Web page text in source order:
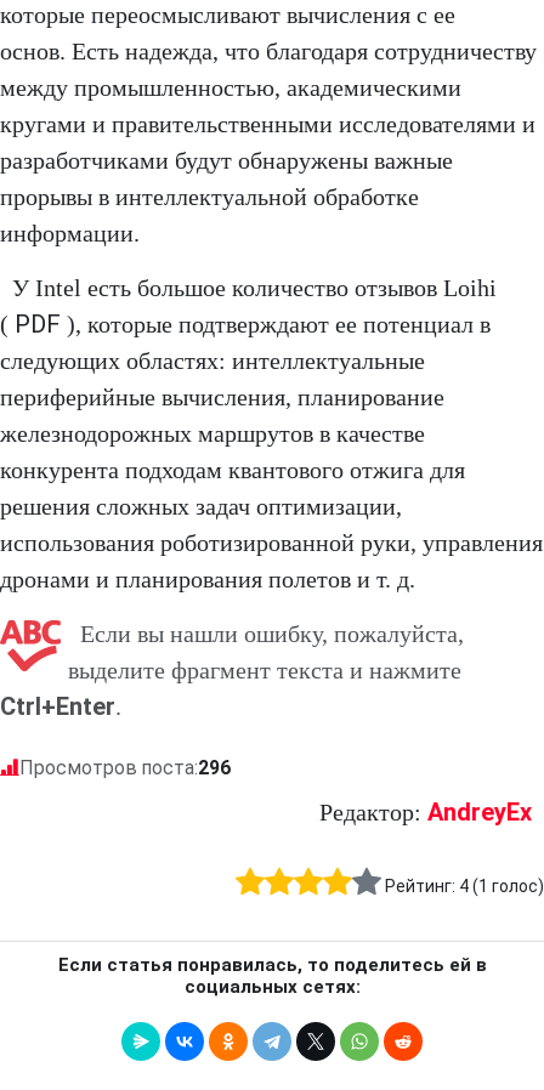
которые переосмысливают вычисления с ее
основ. Есть надежда, что благодаря сотрудничеству
между промышленностью, академическими
кругами и правительственными исследователями и
разработчиками будут обнаружены важные
прорывы в интеллектуальной обработке
информации.
У Intel есть большое количество отзывов Loihi
( PDF ), которые подтверждают ее потенциал в
следующих областях: интеллектуальные
периферийные вычисления, планирование
железнодорожных маршрутов в качестве
конкурента подходам квантового отжига для
решения сложных задач оптимизации,
использования роботизированной руки, управления
дронами и планирования полетов и т. д.
Если вы нашли ошибку, пожалуйста,
выделите фрагмент текста и нажмите
Ctrl+Enter.
Просмотров поста:296
Редактор: AndreyEx
Рейтинг: 4(1 голос)
Если статья понравилась, то поделитесь ей в
социальных сетях: